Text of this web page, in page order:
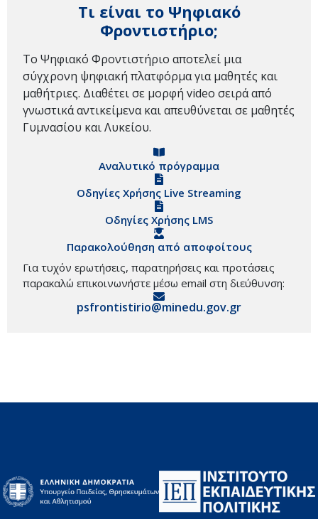
Τι είναι το Ψηφιακό
Φροντιστήριο;
Το Ψηφιακό Φροντιστήριο αποτελεί μια
σύγχρονη ψηφιακή πλατφόρμα για μαθητές και
μαθήτριες. Διαθέτει σε μορφή video σειρά από
γνωστικά αντικείμενα και απευθύνεται σε μαθητές
Γυμνασίου και Λυκείου.
Αναλυτικό πρόγραμμα
Οδηγίες Χρήσης Live Streaming
Οδηγίες Χρήσης LMS
Παρακολούθηση από αποφοίτους
Για τυχόν ερωτήσεις, παρατηρήσεις και προτάσεις
παρακαλώ επικοινωνήστε μέσω email στη διεύθυνση:
psfrontistirio@minedu.gov.gr